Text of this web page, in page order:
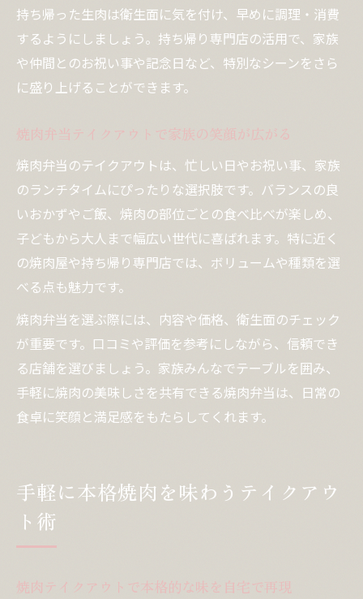
持ち帰った生肉は衛生面に気を付け、早めに調理・消費
するようにしましょう。持ち帰り専門店の活用で、家族
や仲間とのお祝い事や記念日など、特別なシーンをさら
に盛り上げることができます。
焼肉弁当テイクアウトで家族の笑顔が広がる
焼肉弁当のテイクアウトは、忙しい日やお祝い事、家族
のランチタイムにぴったりな選択肢です。バランスの良
いおかずやご飯、焼肉の部位ごとの食べ比べが楽しめ、
子どもから大人まで幅広い世代に喜ばれます。特に近く
の焼肉屋や持ち帰り専門店では、ボリュームや種類を選
べる点も魅力です。
焼肉弁当を選ぶ際には、内容や価格、衛生面のチェック
が重要です。口コミや評価を参考にしながら、信頼でき
る店舗を選びましょう。家族みんなでテーブルを囲み、
手軽に焼肉の美味しさを共有できる焼肉弁当は、日常の
食卓に笑顔と満足感をもたらしてくれます。
手軽に本格焼肉を味わうテイクアウ
ト術
焼肉テイクアウトで本格的な味を自宅で再現